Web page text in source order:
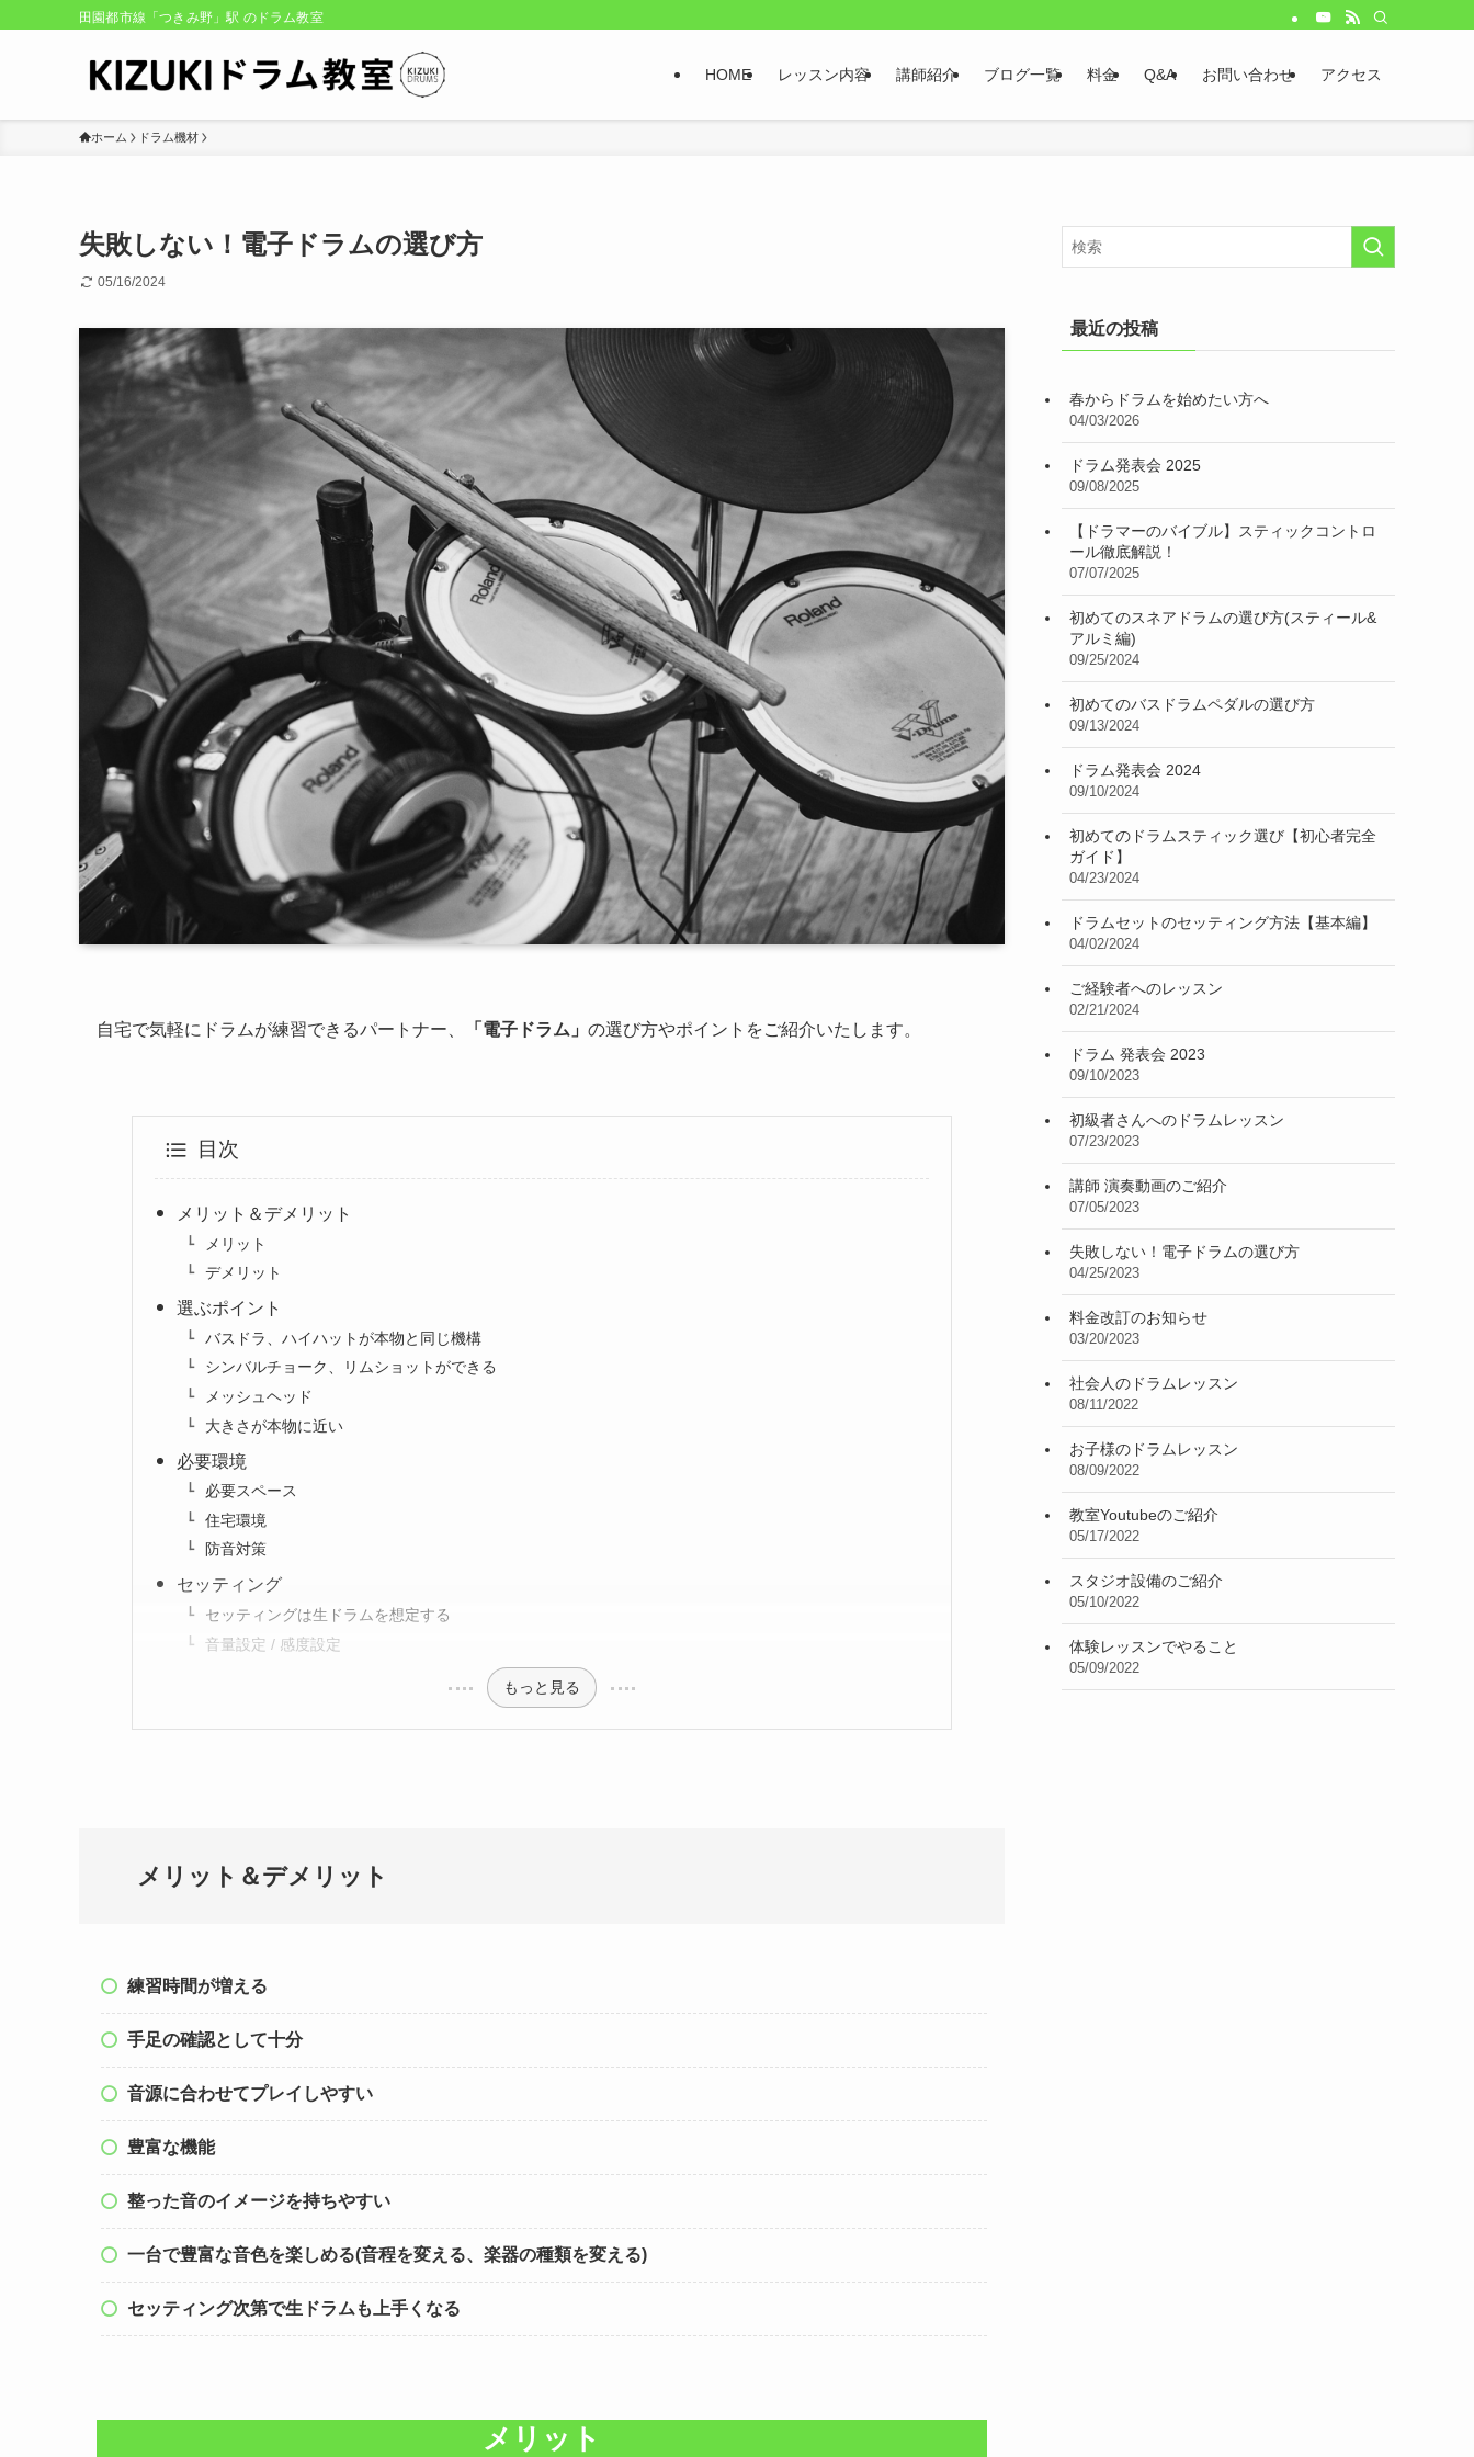
田園都市線「つきみ野」駅 のドラム教室
HOME レッスン内容 講師紹介 ブログ一覧 料金 Q&A お問い合わせ アクセス
ホーム ドラム機材
失敗しない！電子ドラムの選び方
05/16/2024
自宅で気軽にドラムが練習できるパートナー、 「電子ドラム」 の選び方やポイントをご紹介いたします。
目次
メリット＆デメリット
メリット
デメリット
選ぶポイント
バスドラ、ハイハットが本物と同じ機構
シンバルチョーク、リムショットができる
メッシュヘッド
大きさが本物に近い
必要環境
必要スペース
住宅環境
防音対策
セッティング
セッティングは生ドラムを想定する
音量設定 / 感度設定
もっと見る
メリット＆デメリット
練習時間が増える
手足の確認として十分
音源に合わせてプレイしやすい
豊富な機能
整った音のイメージを持ちやすい
一台で豊富な音色を楽しめる(音程を変える、楽器の種類を変える)
セッティング次第で生ドラムも上手くなる
メリット
最近の投稿
春からドラムを始めたい方へ
04/03/2026
ドラム発表会 2025
09/08/2025
【ドラマーのバイブル】スティックコントロ
ール徹底解説！
07/07/2025
初めてのスネアドラムの選び方(スティール&
アルミ編)
09/25/2024
初めてのバスドラムペダルの選び方
09/13/2024
ドラム発表会 2024
09/10/2024
初めてのドラムスティック選び【初心者完全
ガイド】
04/23/2024
ドラムセットのセッティング方法【基本編】
04/02/2024
ご経験者へのレッスン
02/21/2024
ドラム 発表会 2023
09/10/2023
初級者さんへのドラムレッスン
07/23/2023
講師 演奏動画のご紹介
07/05/2023
失敗しない！電子ドラムの選び方
04/25/2023
料金改訂のお知らせ
03/20/2023
社会人のドラムレッスン
08/11/2022
お子様のドラムレッスン
08/09/2022
教室Youtubeのご紹介
05/17/2022
スタジオ設備のご紹介
05/10/2022
体験レッスンでやること
05/09/2022